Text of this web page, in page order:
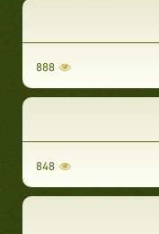
888
848